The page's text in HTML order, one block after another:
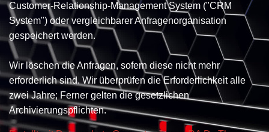
Customer-Relationship-Management System ("CRM
System") oder vergleichbarer Anfragenorganisation
gespeichert werden.
Wir löschen die Anfragen, sofern diese nicht mehr
erforderlich sind. Wir überprüfen die Erforderlichkeit alle
zwei Jahre; Ferner gelten die gesetzlichen
Archivierungspflichten.